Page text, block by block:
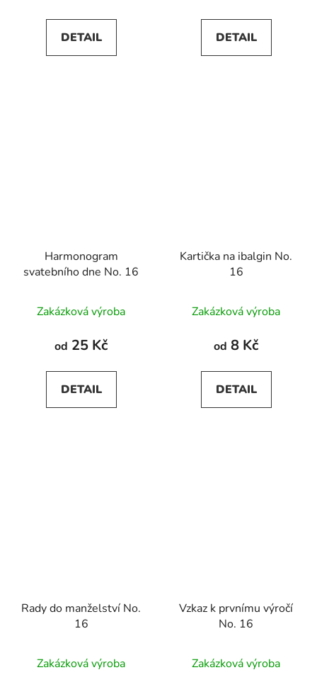
DETAIL DETAIL
Harmonogram
svatebního dne No. 16
hodnocení
produktu
5,0
z
Zakázková výroba
od 25 Kč
DETAIL
Kartička na ibalgin No.
16
Zakázková výroba
od 8 Kč
DETAIL
Rady do manželství No.
16
Zakázková výroba
Vzkaz k prvnímu výročí
No. 16
Zakázková výroba